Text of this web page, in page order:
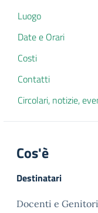
Luogo
Date e Orari
Costi
Contatti
Circolari, notizie,
Cos'è
Destinatari
Docenti e